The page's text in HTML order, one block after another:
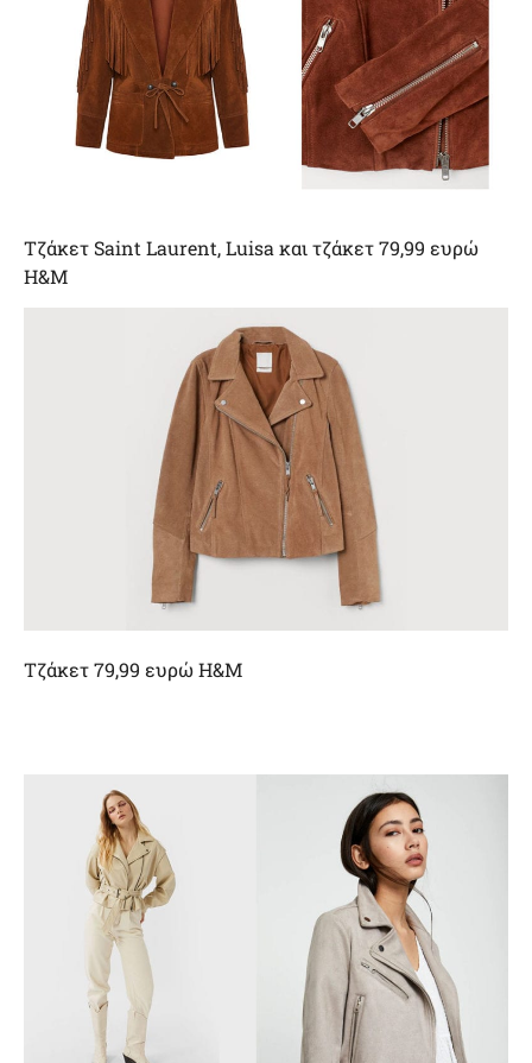
Τζάκετ Saint Laurent, Luisa και τζάκετ 79,99 ευρώ
H&M
Τζάκετ 79,99 ευρώ H&M